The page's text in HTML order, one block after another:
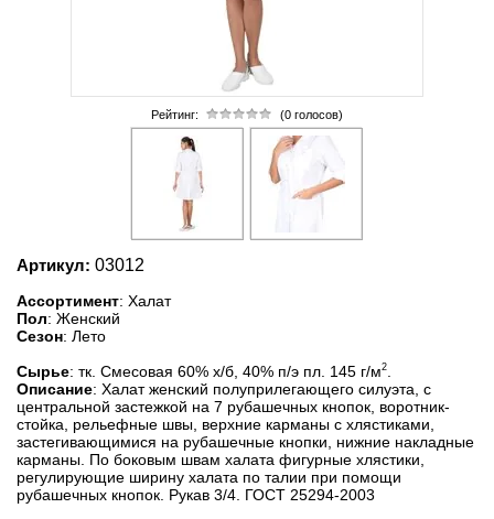
Рейтинг: (0 голосов)
Артикул: 03012
Ассортимент: Халат
Пол: Женский
Сезон: Лето
Сырье: тк. Смесовая 60% х/б, 40% п/э пл. 145 г/м2
Описание: Халат женский полуприлегающего силуэта, с
центральной застежкой на 7 рубашечных кнопок, воротник-
стойка, рельефные швы, верхние карманы с хлястиками,
застегивающимися на рубашечные кнопки, нижние накладные
карманы. По боковым швам халата фигурные хлястики,
регулирующие ширину халата по талии при помощи
рубашечных кнопок. Рукав 3/4. ГОСТ 25294-2003